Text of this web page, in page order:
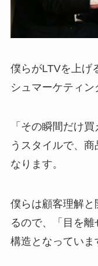
僕らがLTVを上げ
シュマーケティン
「その瞬間だけ
うスタイルで、
なります。
僕らは顧客理解
るので、「目を
構造となっていま